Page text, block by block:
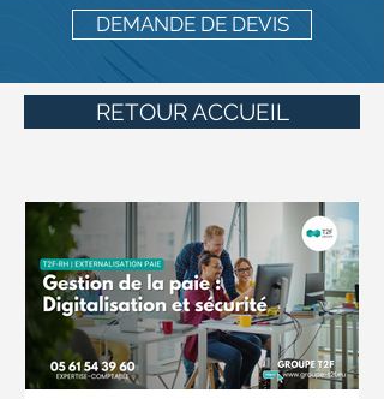
DEMANDE DE DEVIS
RETOUR ACCUEIL